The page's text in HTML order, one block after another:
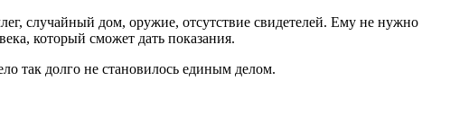
случайный дом, оружие, отсутствие свидетелей. Ему не нужно
который сможет дать показания.
так долго не становилось единым делом.